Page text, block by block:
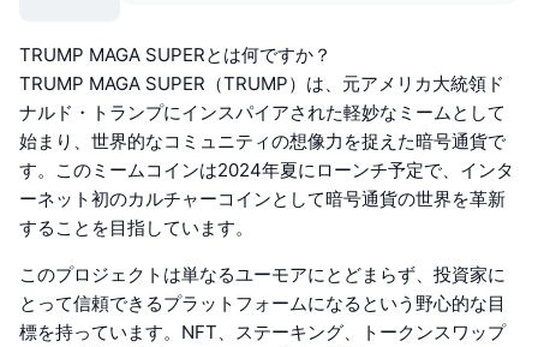
TRUMP MAGA SUPERとは何ですか？
TRUMP MAGA SUPER（TRUMP）は、元アメリカ大統領ド
ナルド・トランプにインスパイアされた軽妙なミームとして
始まり、世界的なコミュニティの想像力を捉えた暗号通貨で
す。このミームコインは2024年夏にローンチ予定で、インタ
ーネット初のカルチャーコインとして暗号通貨の世界を革新
することを目指しています。
このプロジェクトは単なるユーモアにとどまらず、投資家に
とって信頼できるプラットフォームになるという野心的な目
標を持っています。NFT、ステーキング、トークンスワップ